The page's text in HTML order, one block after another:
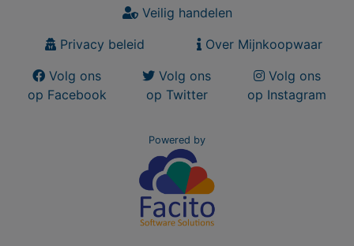
Veilig handelen
Privacy beleid
Over Mijnkoopwaar
Volg ons
op Facebook
Volg ons
op Twitter
Volg ons
op Instagram
Powered by